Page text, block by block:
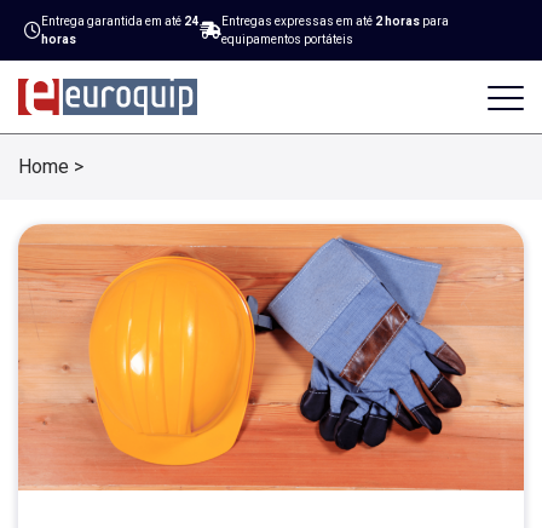
Entrega garantida em até 24
horas
Entregas expressas em até 2 horas para
equipamentos portáteis
Home >